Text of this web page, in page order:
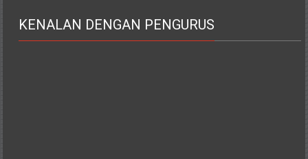
KENALAN DENGAN PENGURUS